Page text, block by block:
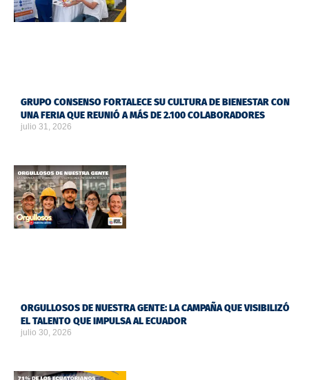
GRUPO CONSENSO FORTALECE SU CULTURA DE BIENESTAR CON
UNA FERIA QUE REUNIÓ A MÁS DE 2.100 COLABORADORES
julio 31, 2026
ORGULLOSOS DE NUESTRA GENTE: LA CAMPAÑA QUE VISIBILIZÓ
EL TALENTO QUE IMPULSA AL ECUADOR
julio 30, 2026